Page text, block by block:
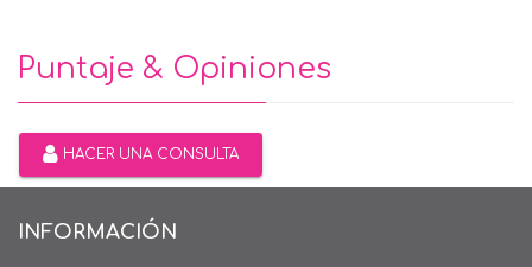
Puntaje & Opiniones
HACER UNA CONSULTA
INFORMACIÓN